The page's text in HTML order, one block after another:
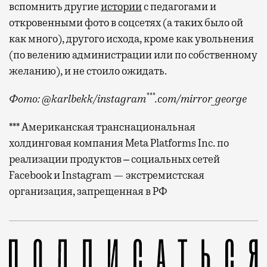
вспомнить другиеисториис педагогами и
откровенными фото в соцсетях (а таких было ой
как много), другого исхода, кроме как увольнения
(по велению администрации или по собственному
желанию), и не стоило ожидать.
Фото: @karlbekk/instagram***.com/mirror_george
*** Американская транснациональная
холдинговая компания Meta Platforms Inc. по
реализации продуктов ‒ социальных сетей
Facebook и Instagram — экстремистская
организация, запрещенная в РФ